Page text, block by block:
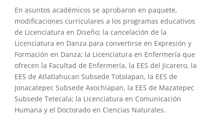
En asuntos académicos se aprobaron en paquete,
modificaciones curriculares a los programas educativos
de Licenciatura en Diseño; la cancelación de la
Licenciatura en Danza para convertirse en Expresión y
Formación en Danza; la Licenciatura en Enfermería que
ofrecen la Facultad de Enfermería, la EES del Jicarero, la
EES de Atlatlahucan Subsede Totolapan, la EES de
Jonacatepec Subsede Axochiapan, la EES de Mazatepec
Subsede Tetecala; la Licenciatura en Comunicación
Humana y el Doctorado en Ciencias Naturales.